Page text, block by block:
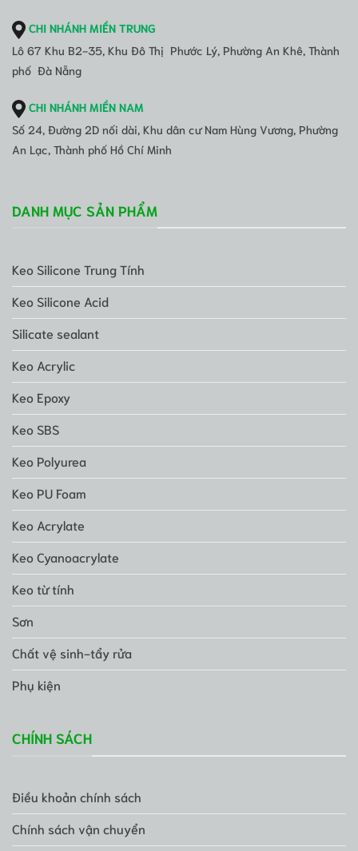
CHI NHÁNH MIỀN TRUNG
Lô 67 Khu B2-35, Khu Đô Thị Phước Lý, Phường An Khê, Thành
phố Đà Nẵng
CHI NHÁNH MIỀN NAM
Số 24, Đường 2D nối dài, Khu dân cư Nam Hùng Vương, Phường
An Lạc, Thành phố Hồ Chí Minh
DANH MỤC SẢN PHẨM
Keo Silicone Trung Tính
Keo Silicone Acid
Silicate sealant
Keo Acrylic
Keo Epoxy
Keo SBS
Keo Polyurea
Keo PU Foam
Keo Acrylate
Keo Cyanoacrylate
Keo từ tính
Sơn
Chất vệ sinh-tẩy rửa
Phụ kiện
CHÍNH SÁCH
Điều khoản chính sách
Chính sách vận chuyển